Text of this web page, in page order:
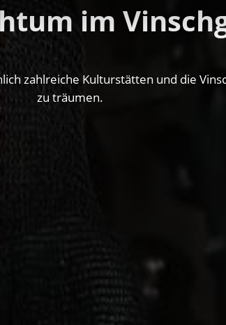
im
zahlreiche Kulturstätten und die
zu träumen.